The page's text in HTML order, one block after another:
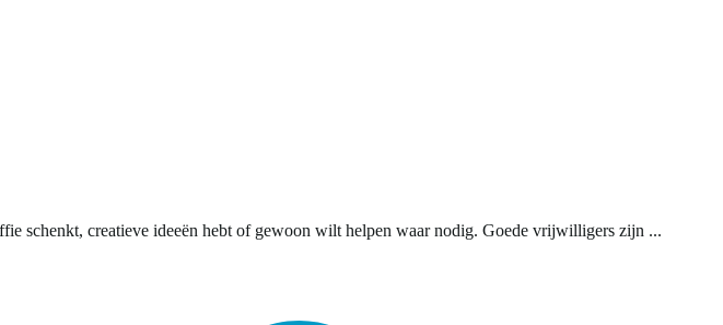
schenkt, creatieve ideeën hebt of gewoon wilt helpen waar nodig. Goede vrijwilligers zijn ...